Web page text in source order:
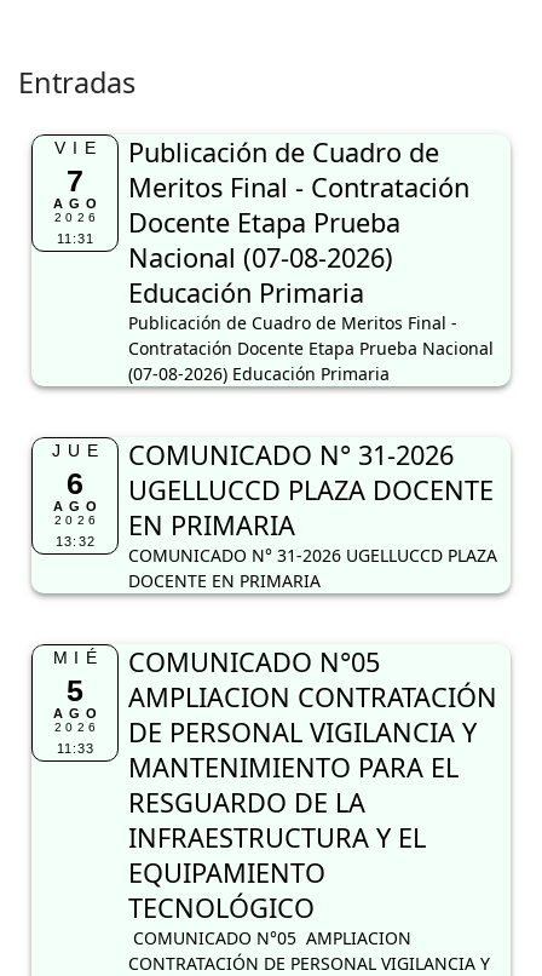
Entradas
VIE
7
AGO
2026
11:31
Publicación de Cuadro de
Meritos Final - Contratación
Docente Etapa Prueba
Nacional (07-08-2026)
Educación Primaria
Publicación de Cuadro de Meritos Final -
Contratación Docente Etapa Prueba Nacional
(07-08-2026) Educación Primaria
JUE
6
AGO
2026
13:32
COMUNICADO N° 31-2026
UGELLUCCD PLAZA DOCENTE
EN PRIMARIA
COMUNICADO N° 31-2026 UGELLUCCD PLAZA
DOCENTE EN PRIMARIA
MIÉ
5
AGO
2026
11:33
COMUNICADO N°05
AMPLIACION CONTRATACIÓN
DE PERSONAL VIGILANCIA Y
MANTENIMIENTO PARA EL
RESGUARDO DE LA
INFRAESTRUCTURA Y EL
EQUIPAMIENTO
TECNOLÓGICO
COMUNICADO N°05 AMPLIACION
CONTRATACIÓN DE PERSONAL VIGILANCIA Y